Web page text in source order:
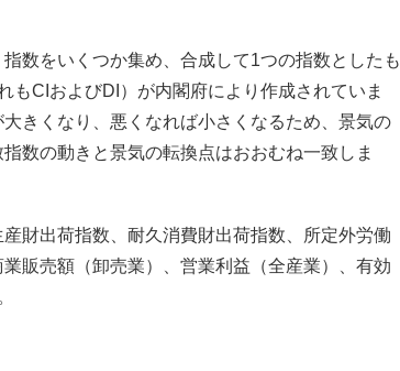
数をいくつか集め、合成して1つの指数としたも
もCIおよびDI）が内閣府により作成されていま
きくなり、悪くなれば小さくなるため、景気の
数の動きと景気の転換点はおおむね一致しま
財出荷指数、耐久消費財出荷指数、所定外労働
販売額（卸売業）、営業利益（全産業）、有効